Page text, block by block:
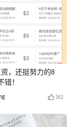
，还挺努力的8
错！
163